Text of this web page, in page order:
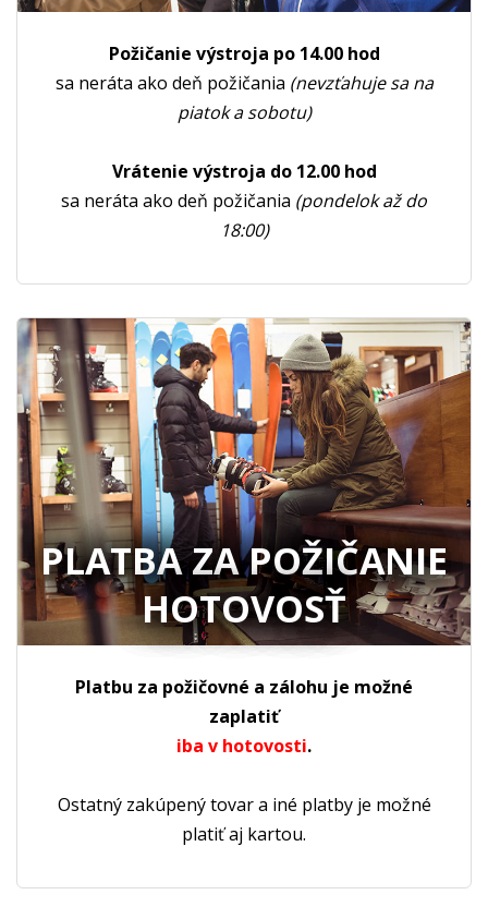
Požičanie výstroja po 14.00 hod
sa neráta ako deň požičania (nevzťahuje sa na
piatok a sobotu)
Vrátenie výstroja do 12.00 hod
sa neráta ako deň požičania (pondelok až do
18:00)
PLATBA ZA POŽIČANIE
HOTOVOSŤ
Platbu za požičovné a zálohu je možné
zaplatiť
iba v hotovosti.
Ostatný zakúpený tovar a iné platby je možné
platiť aj kartou.